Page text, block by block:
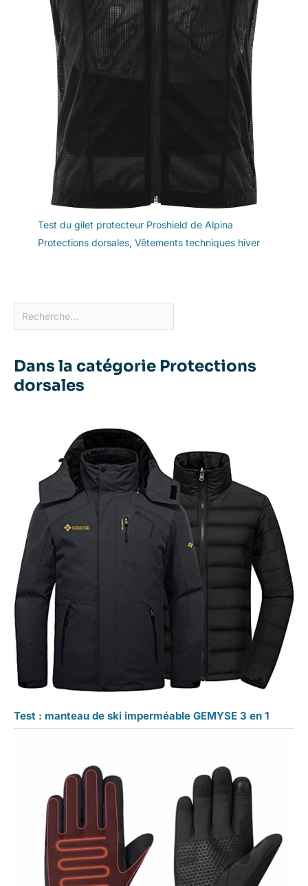
Test du gilet protecteur Proshield de Alpina
Protections dorsales, Vêtements techniques hiver
Dans la catégorie Protections
dorsales
Test : manteau de ski imperméable GEMYSE 3 en 1